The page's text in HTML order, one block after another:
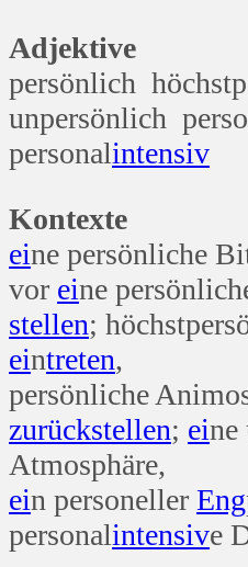
Adjektive
persönlich
unpersönlich
personalintensiv
Kontexte
eine persönliche
vor eine
stellen;
eintreten,
persönliche
zurückstellen; eine
Atmosphäre,
ein personeller Eng
personalintensive